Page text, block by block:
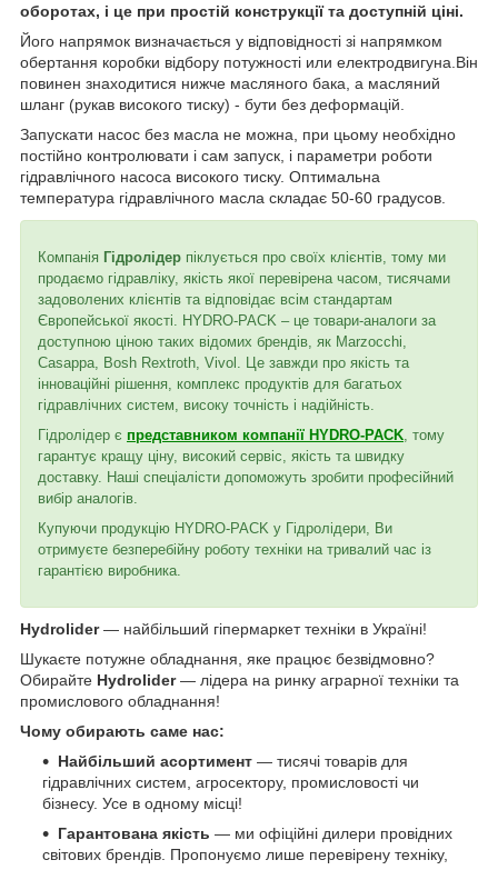
оборотах, і це при простій конструкції та доступній ціні.
Його напрямок визначається у відповідності зі напрямком
обертання коробки відбору потужності или електродвигуна.Він
повинен знаходитися нижче масляного бака, а масляний
шланг (рукав високого тиску) - бути без деформацій.
Запускати насос без масла не можна, при цьому необхідно
постійно контролювати і сам запуск, і параметри роботи
гідравлічного насоса високого тиску. Оптимальна
температура гідравлічного масла складає 50-60 градусов.
Компанія Гідролідер піклується про своїх клієнтів, тому ми
продаємо гідравліку, якість якої перевірена часом, тисячами
задоволених клієнтів та відповідає всім стандартам
Європейської якості. HYDRO-PACK – це товари-аналоги за
доступною ціною таких відомих брендів, як Marzocchi,
Casappa, Bosh Rextroth, Vivol. Це завжди про якість та
інноваційні рішення, комплекс продуктів для багатьох
гідравлічних систем, високу точність і надійність.
Гідролідер є представником компанії HYDRO-PACK , тому
гарантує кращу ціну, високий сервіс, якість та швидку
доставку. Наші спеціалісти допоможуть зробити професійний
вибір аналогів.
Купуючи продукцію HYDRO-PACK у Гідролідери, Ви
отримуєте безперебійну роботу техніки на тривалий час із
гарантією виробника.
Hydrolider— найбільший гіпермаркет техніки в Україні!
Шукаєте потужне обладнання, яке працює безвідмовно?
Обирайте Hydrolider— лідера на ринку аграрної техніки та
промислового обладнання!
Чому обирають саме нас:
Найбільший асортимент — тисячі товарів для
гідравлічних систем, агросектору, промисловості чи
бізнесу. Усе в одному місці!
Гарантована якість — ми офіційні дилери провідних
світових брендів. Пропонуємо лише перевірену техніку,